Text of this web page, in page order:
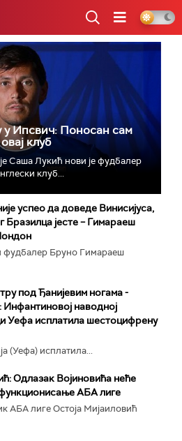
у Ипсвич: Поносан сам
клуб
Саша Лукић нови је фудбалер
клуб...
успео да доведе Винисијуса,
Бразилца јесте – Гимараеш
фудбалер Бруно Гимараеш
под Ђанијевим ногама -
Инфантиновој наводној
Уефа исплатила шестоцифрену
(Уефа) исплатила...
Одлазак Војиновића неће
АБА лиге
АБА лиге Остоја Мијаиловић